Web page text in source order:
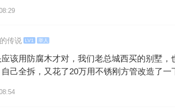
传说 LV1 举人
应该用防腐木才对，我们老总城西买的别墅
自己全拆，又花了20万用不锈刚方管改造了